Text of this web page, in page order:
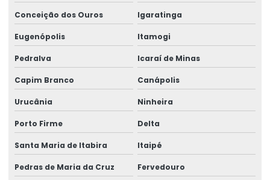
Conceição dos Ouros Igaratinga
Eugenópolis Itamogi
Pedralva Icaraí de Minas
Capim Branco Canápolis
Urucânia Ninheira
Porto Firme Delta
Santa Maria de Itabira Itaipé
Pedras de Maria da Cruz Fervedouro